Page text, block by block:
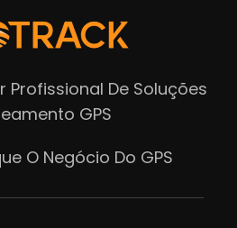
Profissional De Soluções
GPS
O Negócio Do GPS